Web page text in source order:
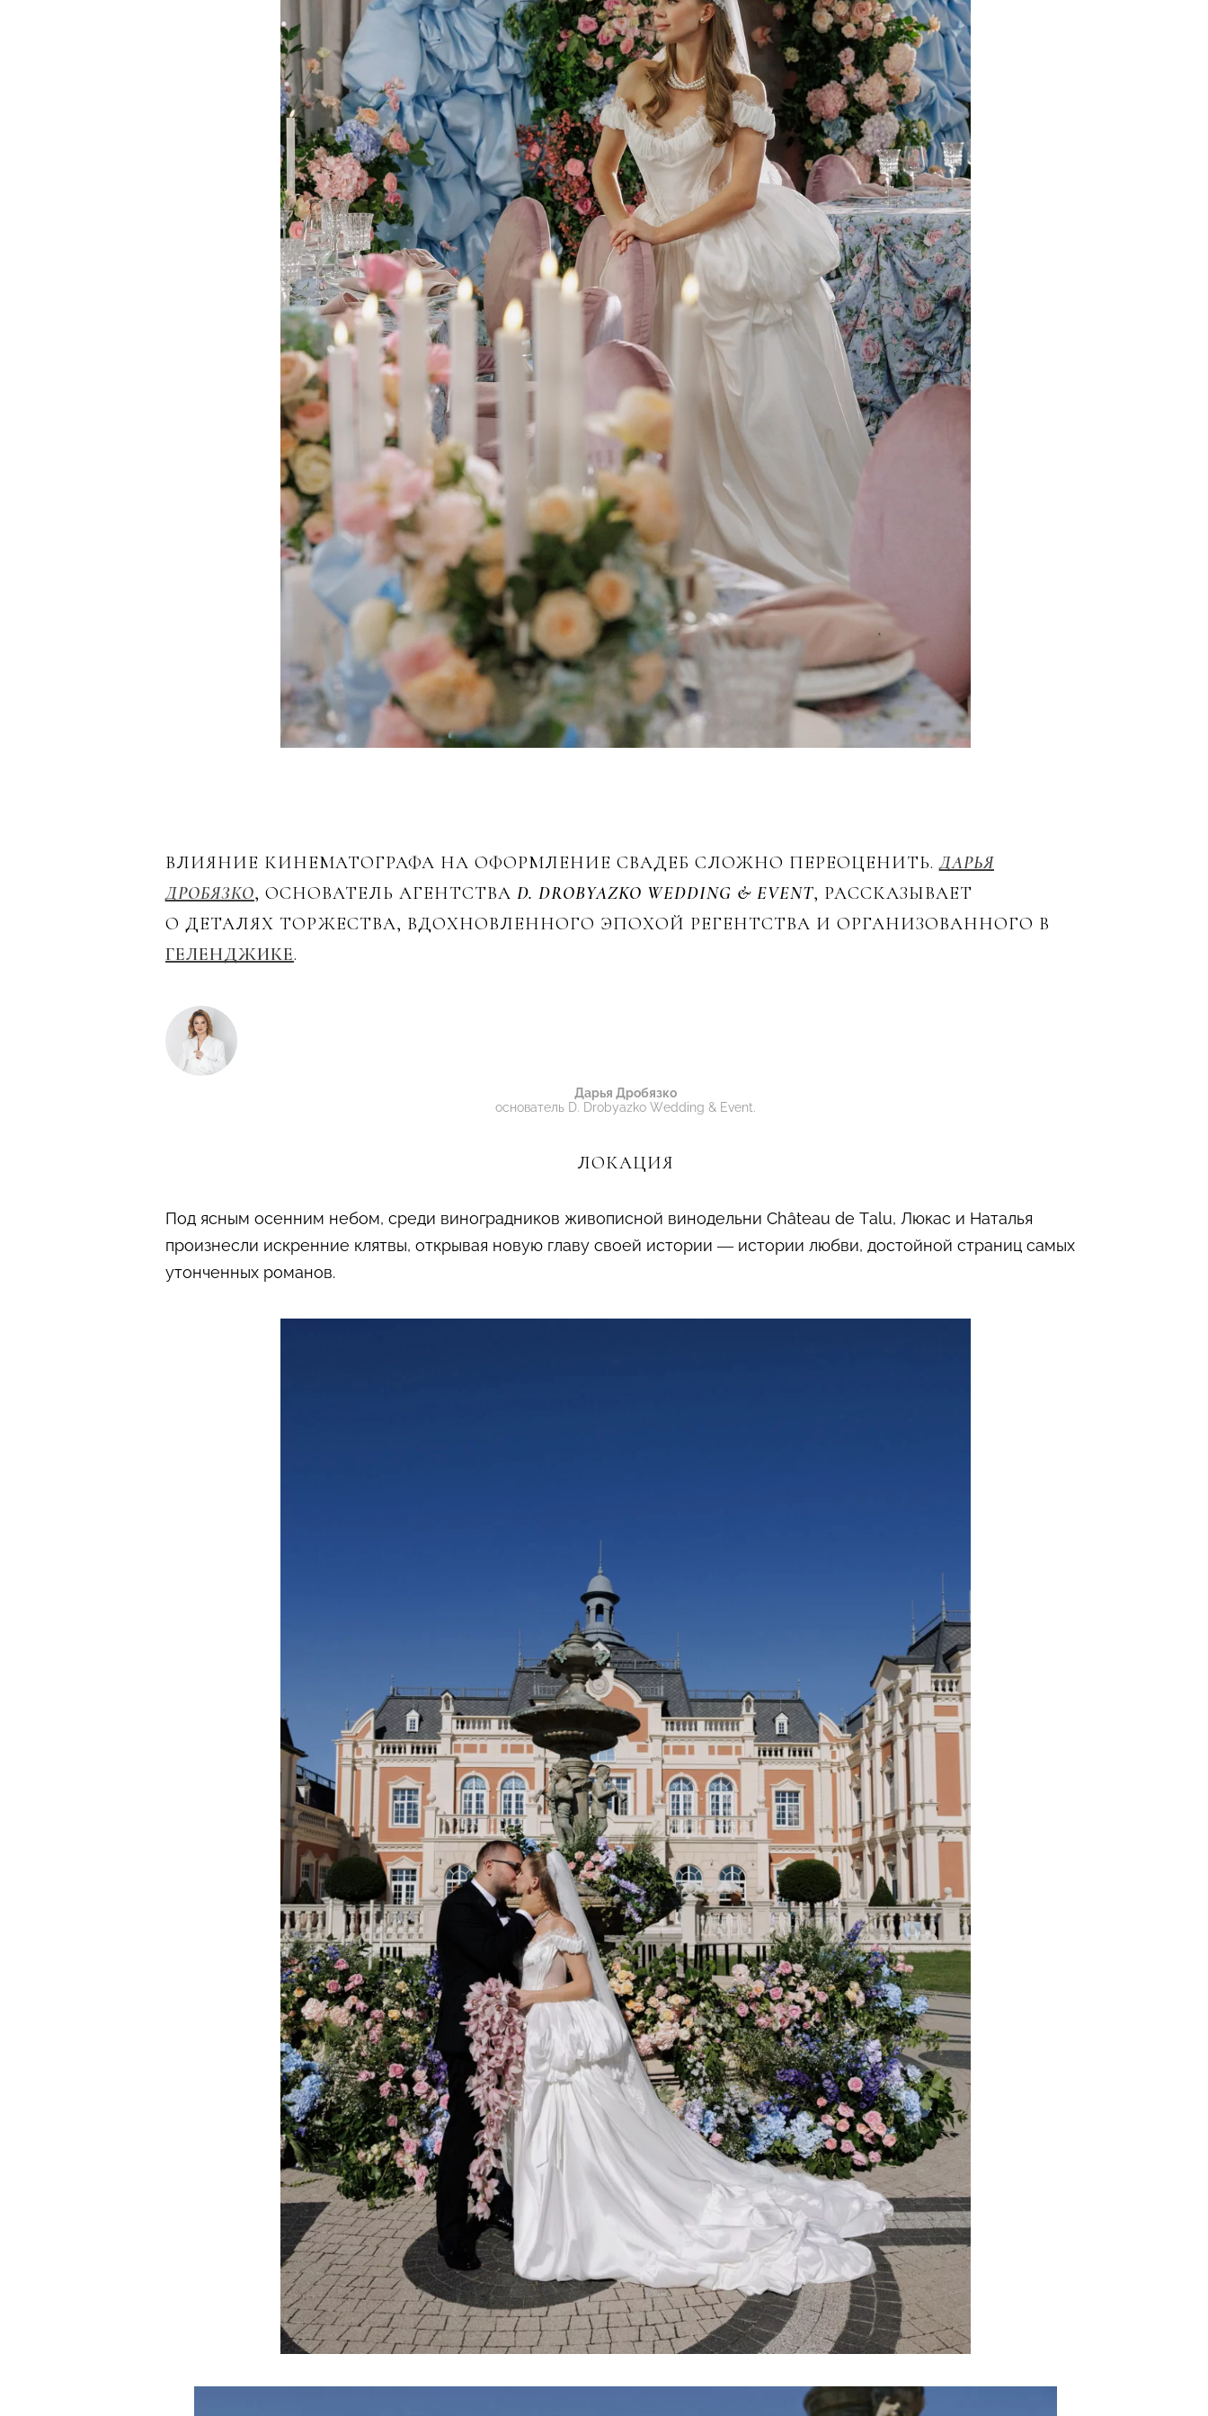
ВЛИЯНИЕ КИНЕМАТОГРАФА НА ОФОРМЛЕНИЕ СВАДЕБ СЛОЖНО ПЕРЕОЦЕНИТЬ.ДАРЬЯ
ДРОБЯЗКО, ОСНОВАТЕЛЬ АГЕНТСТВА D. DROBYAZKO WEDDING & EVENT, РАССКАЗЫВАЕТ
О ДЕТАЛЯХ ТОРЖЕСТВА, ВДОХНОВЛЕННОГО ЭПОХОЙ РЕГЕНТСТВА И ОРГАНИЗОВАННОГО В
ГЕЛЕНДЖИКЕ.
Дарья Дробязко
основатель D. Drobyazko Wedding & Event.
ЛОКАЦИЯ
Под ясным осенним небом, среди виноградников живописной винодельни Château de Talu, Люкас и Наталья
произнесли искренние клятвы, открывая новую главу своей истории — истории любви, достойной страниц самых
утонченных романов.